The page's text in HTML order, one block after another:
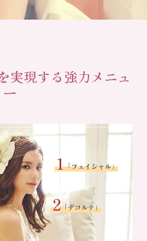
実現する強力メニュ
ー